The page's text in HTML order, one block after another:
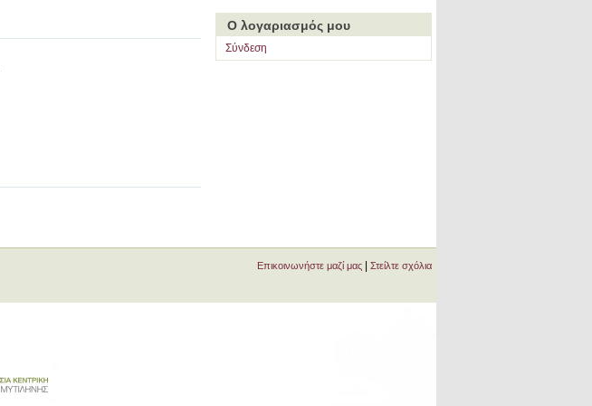
Ο λογαριασμός μου
Σύνδεση
Επικοινωνήστε μαζί μας Στείλτε σχόλια